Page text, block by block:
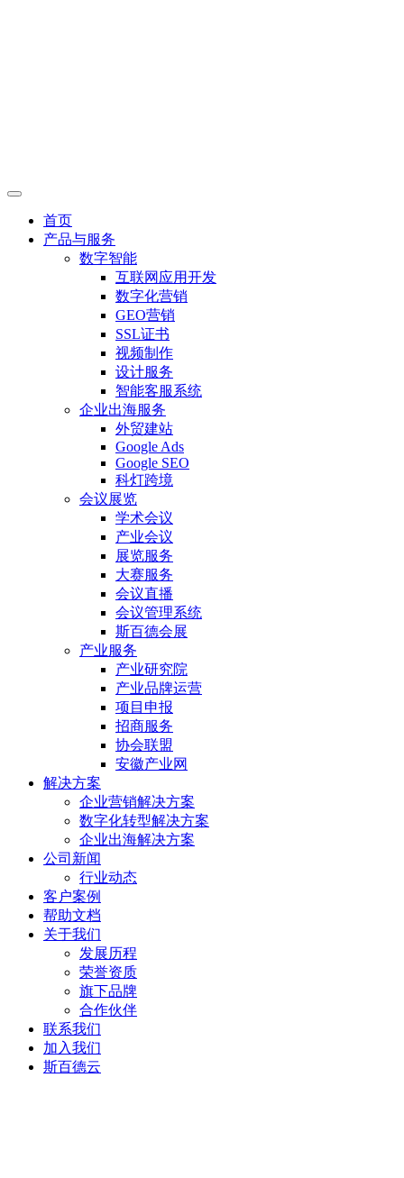
首页
产品与服务
数字智能
互联网应用开发
数字化营销
GEO营销
SSL证书
视频制作
设计服务
智能客服系统
企业出海服务
外贸建站
Google Ads
Google SEO
科灯跨境
会议展览
学术会议
产业会议
展览服务
大赛服务
会议直播
会议管理系统
斯百德会展
产业服务
产业研究院
产业品牌运营
项目申报
招商服务
协会联盟
安徽产业网
解决方案
企业营销解决方案
数字化转型解决方案
企业出海解决方案
公司新闻
行业动态
客户案例
帮助文档
关于我们
发展历程
荣誉资质
旗下品牌
合作伙伴
联系我们
加入我们
斯百德云